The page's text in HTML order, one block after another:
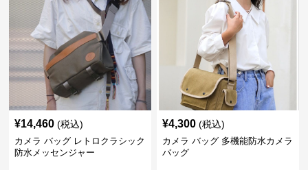
¥14,460 (税込)
カメラ バッグ レトロクラシック
防水メッセンジャー
¥4,300 (税込)
カメラ バッグ 多機能防水カメラ
バッグ